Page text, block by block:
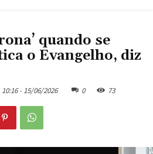
quando se
o Evangelho, diz
10:16 - 15/06/2026 0 73